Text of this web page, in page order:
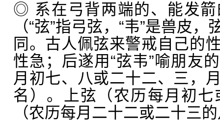
◎ 系在弓背两端的、能发
（“弦”指弓弦，“韦”是兽皮
同。古人佩弦来警戒自己的
性急；后遂用“弦韦”喻朋友
月初七、八或二十二、三，
名）。上弦（农历每月初
（农历每月二十二或二十三